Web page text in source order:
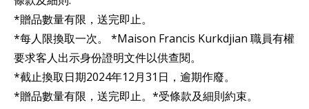
*贈品數量有限，送完即止。
*每人限換取一次。 *Maison Francis Kurkdjian 職員有權
要求客人出示身份證明文件以供查閱。
*截止換取日期2024年12月31日，逾期作廢。
*贈品數量有限，送完即止。*受條款及細則約束。